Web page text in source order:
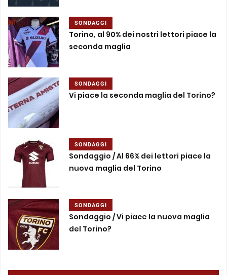
SONDAGGI
Torino, al 90% dei nostri lettori piace la
seconda maglia
SONDAGGI
Vi piace la seconda maglia del Torino?
SONDAGGI
Sondaggio / Al 66% dei lettori piace la
nuova maglia del Torino
SONDAGGI
Sondaggio / Vi piace la nuova maglia
del Torino?